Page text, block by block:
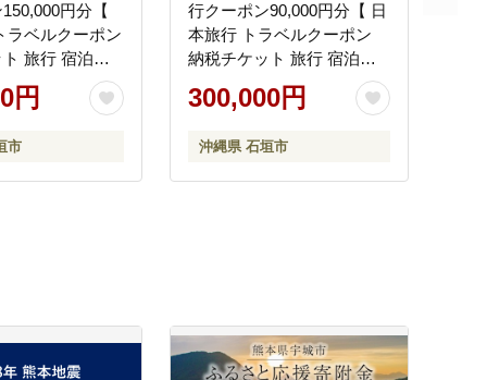
円分【
ラベルクーポン
旅行 宿泊券
旅行 旅行券 交
泊 夏休み 冬休
子 石垣島旅行
円
市
行クーポン90,000円分【 日
本旅行 トラベルクーポン
納税チケット 旅行 宿泊券
ホテル 観光 旅行 旅行券 交
通費 体験 宿泊 夏休み 冬休
プル 夫婦 親子 石垣島旅行
】NR-3
300,000円
沖縄県 石垣市